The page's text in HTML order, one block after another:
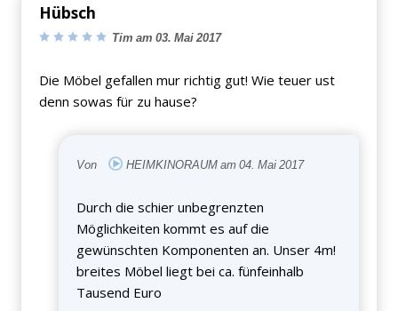
Hübsch
Tim am 03. Mai 2017
Die Möbel gefallen mur richtig gut! Wie teuer ust
denn sowas für zu hause?
Von HEIMKINORAUM am 04. Mai 2017
Durch die schier unbegrenzten
Möglichkeiten kommt es auf die
gewünschten Komponenten an. Unser 4m!
breites Möbel liegt bei ca. fünfeinhalb
Tausend Euro